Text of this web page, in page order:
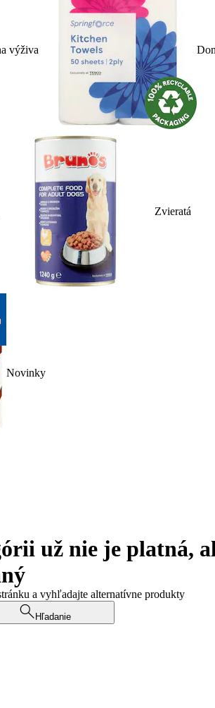
výživa
Zvieratá
Novinky
už nie je platná,
a vyhľadajte alternatívne produkty
Hľadanie